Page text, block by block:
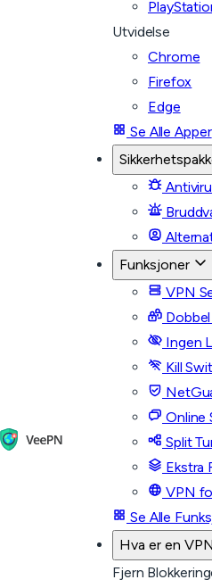
Utvidelse
Chrome
Firefox
Edge
Se Alle Apper
Funksjoner
VPN
Ingen
Kill
Online
Split
Ekstra
VPN
Se Alle
Hva er en
Fjern